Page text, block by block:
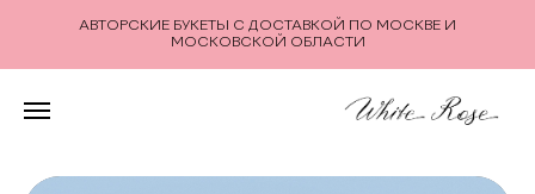
АВТОРСКИЕ БУКЕТЫ С ДОСТАВКОЙ ПО МОСКВЕ И
МОСКОВСКОЙ ОБЛАСТИ